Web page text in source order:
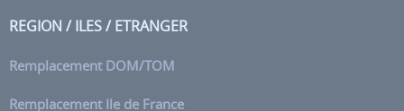
REGION / ILES / ETRANGER
Remplacement DOM/TOM
Remplacement Ile de France